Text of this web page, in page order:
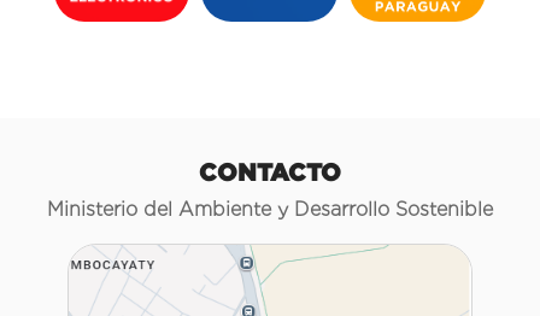
CONTACTO
Ministerio del Ambiente y Desarrollo Sostenible